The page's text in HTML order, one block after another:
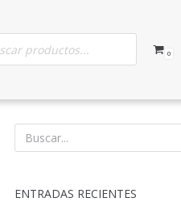
0
ENTRADAS RECIENTES